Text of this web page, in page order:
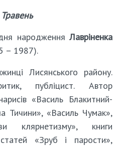
Травень
народження Лавріненка
– 1987).
Лисянського району.
публіцист. Автор
«Василь Блакитний-
Тичини», «Василь Чумак»,
клярнетизму», книги
статей «Зруб і парости»,